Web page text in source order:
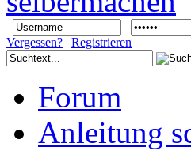
Vergessen? | Registrieren
Forum
Anleitung